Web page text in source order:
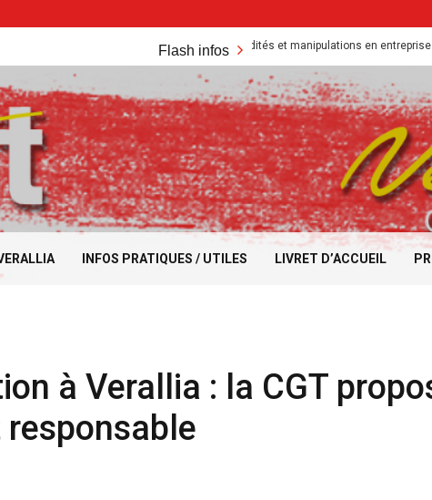
Flash infos
Absurdités et manipulations en entreprise
INFOS PRATIQUES / UTILES LIVRET D’ACCUEIL
à Verallia : la CGT